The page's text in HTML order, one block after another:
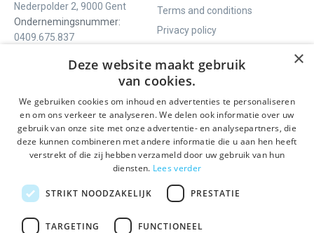
Nederpolder 2, 9000 Gent
Ondernemingsnummer:
0409.675.837
Terms and conditions
Privacy policy
WE OFFER
Guided tours
One day tour
Activities
SOCIALS
Facebook
Instagram
LinkedIn
STAY INFORMED
×
Deze website maakt gebruik
van cookies.
We gebruiken cookies om inhoud en advertenties te personaliseren
en om ons verkeer te analyseren. We delen ook informatie over uw
gebruik van onze site met onze advertentie- en analysepartners, die
deze kunnen combineren met andere informatie die u aan hen heeft
verstrekt of die zij hebben verzameld door uw gebruik van hun
diensten. Lees verder
STRIKT NOODZAKELIJK PRESTATIE
TARGETING FUNCTIONEEL